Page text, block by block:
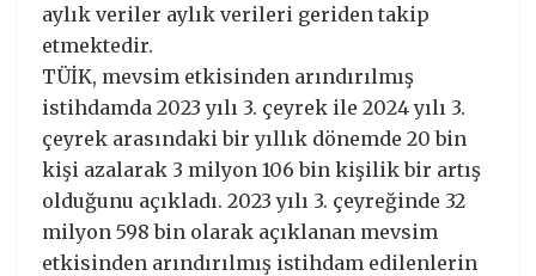
aylık veriler aylık verileri geriden takip
etmektedir.
TÜİK, mevsim etkisinden arındırılmış
istihdamda 2023 yılı 3. çeyrek ile 2024 yılı 3.
çeyrek arasındaki bir yıllık dönemde 20 bin
kişi azalarak 3 milyon 106 bin kişilik bir artış
olduğunu açıkladı. 2023 yılı 3. çeyreğinde 32
milyon 598 bin olarak açıklanan mevsim
etkisinden arındırılmış istihdam edilenlerin